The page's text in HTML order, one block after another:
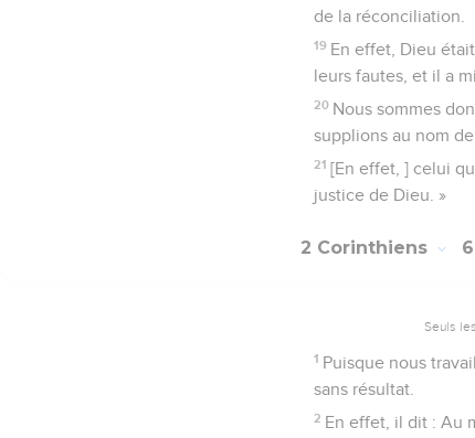
de la réconciliation.
19 En effet, Dieu
leurs fautes, et il a
20 Nous sommes
supplions au nom
21 [En effet, ] celui
justice de Dieu. »
2 Corinthiens 6
Seuls
1 Puisque nous
sans résultat.
2 En effet, il dit : Au